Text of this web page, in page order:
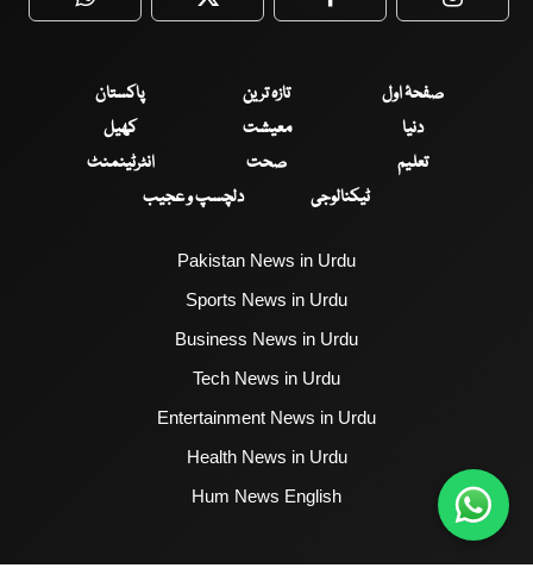
WhatsApp Twitter Facebook
صفحۂ اول تازہ ترین
پاکستان
دنیا
معیشت
کھیل
تعلیم
صحت
انٹرٹینمنٹ
ٹیکنالوجی
دلچسپ و عجیب
Pakistan News in Urdu
Sports News in Urdu
Business News in Urdu
Tech News in Urdu
Entertainment News in Urdu
Health News in Urdu
Hum News English